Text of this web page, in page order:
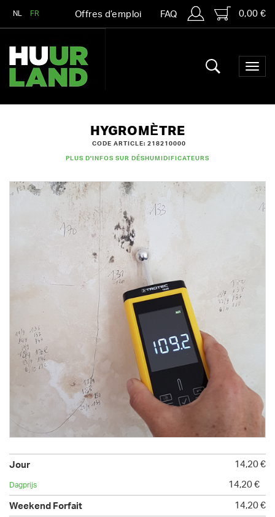
NL FR Offres d’emploi FAQ 0,00 €
HYGROMÈTRE
CODE ARTICLE: 218210000
PLUS D'INFOS SUR DÉSHUMIDIFICATEURS
14,20 €
14,20 €
14,20 €